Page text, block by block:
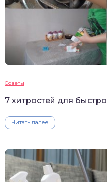
Советы
7 хитростей для
Читать далее